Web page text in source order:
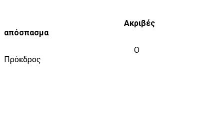
Ακριβές
απόσπασμα
Ο
Πρόεδρος